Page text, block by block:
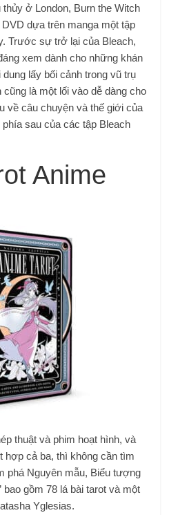
ở London, Burn the Witch
dựa trên manga một tập
Trước sự trở lại của Bleach,
xem dành cho những khán
lấy bối cảnh trong vũ trụ
là một lối vào dễ dàng cho
về câu chuyện và thế giới của
sau của các tập Bleach
Anime
thuật và phim hoạt hình, và
hợp cả ba, thì không cần tìm
phá Nguyên mẫu, Biểu tượng
bao gồm 78 lá bài tarot và một
Yglesias.